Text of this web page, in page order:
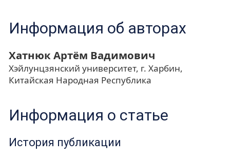
Информация об авторах
Хатнюк Артём Вадимович
Хэйлунцзянский университет, г. Харбин,
Китайская Народная Республика
Информация о статье
История публикации